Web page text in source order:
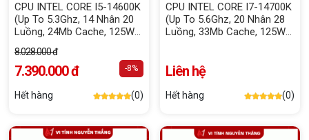
CPU INTEL CORE I5-14600K
(Up To 5.3Ghz, 14 Nhân 20
Luồng, 24Mb Cache, 125W)-
8.028.000 đ
7.390.000 đ -8%
Hết hàng (0)
CPU INTEL CORE I7-14700K
(Up To 5.6Ghz, 20 Nhân 28
Luồng, 33Mb Cache, 125W)
Liên hệ
Hết hàng (0)